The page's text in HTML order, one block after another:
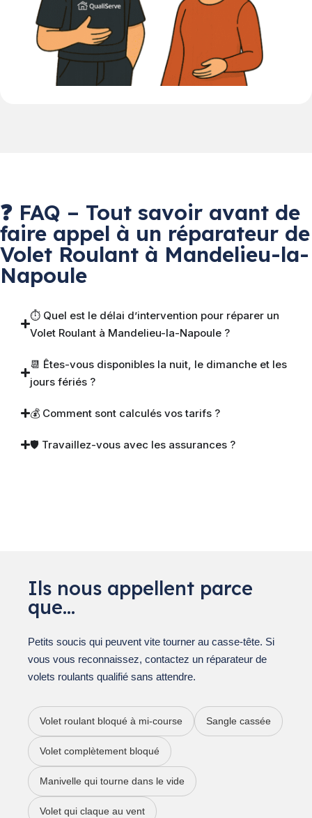
❓ FAQ – Tout savoir avant de
faire appel à un réparateur de
Volet Roulant à Mandelieu-la-
Napoule
⏱ Quel est le délai d’intervention pour réparer un
Volet Roulant à Mandelieu-la-Napoule ?
📆 Êtes-vous disponibles la nuit, le dimanche et les
jours fériés ?
💰 Comment sont calculés vos tarifs ?
🛡 Travaillez-vous avec les assurances ?
Ils nous appellent parce
que…
Petits soucis qui peuvent vite tourner au casse-tête. Si
vous vous reconnaissez, contactez un réparateur de
volets roulants qualifié sans attendre.
Volet roulant bloqué à mi-course Sangle cassée
Volet complètement bloqué
Manivelle qui tourne dans le vide
Volet qui claque au vent